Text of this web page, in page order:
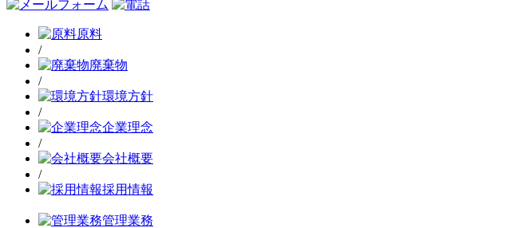
原料
/
廃棄物
/
環境方針
/
企業理念
/
会社概要
/
採用情報
管理業務